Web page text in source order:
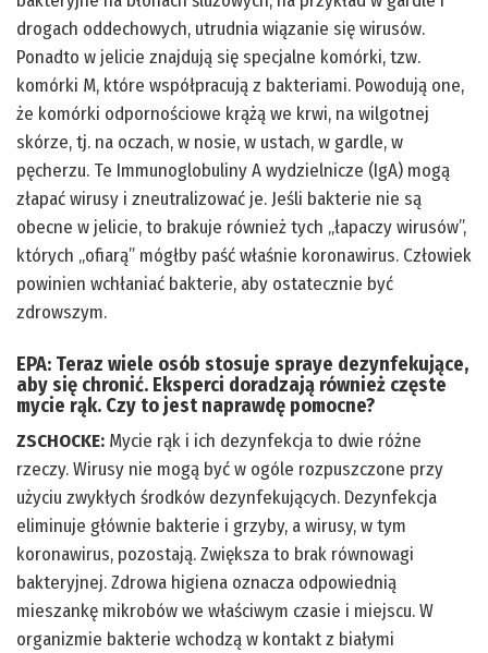
drogach oddechowych, utrudnia wiązanie się wirusów.
Ponadto w jelicie znajdują się specjalne komórki, tzw.
komórki M, które współpracują z bakteriami. Powodują one,
że komórki odpornościowe krążą we krwi, na wilgotnej
skórze, tj. na oczach, w nosie, w ustach, w gardle, w
pęcherzu. Te Immunoglobuliny A wydzielnicze (IgA) mogą
złapać wirusy i zneutralizować je. Jeśli bakterie nie są
obecne w jelicie, to brakuje również tych „łapaczy wirusów”,
których „ofiarą” mógłby paść właśnie koronawirus. Człowiek
powinien wchłaniać bakterie, aby ostatecznie być
zdrowszym.
EPA: Teraz wiele osób stosuje spraye dezynfekujące,
aby się chronić. Eksperci doradzają również częste
mycie rąk. Czy to jest naprawdę pomocne?
ZSCHOCKE: Mycie rąk i ich dezynfekcja to dwie różne
rzeczy. Wirusy nie mogą być w ogóle rozpuszczone przy
użyciu zwykłych środków dezynfekujących. Dezynfekcja
eliminuje głównie bakterie i grzyby, a wirusy, w tym
koronawirus, pozostają. Zwiększa to brak równowagi
bakteryjnej. Zdrowa higiena oznacza odpowiednią
mieszankę mikrobów we właściwym czasie i miejscu. W
organizmie bakterie wchodzą w kontakt z białymi